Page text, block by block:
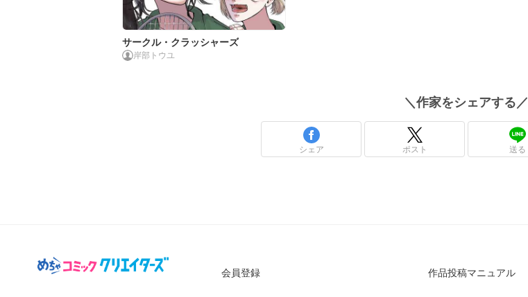
サークル・クラッシャーズ
岸部トウユ
＼作家をシェアする／
シェア ポスト 送る
会員登録 作品投稿マニュアル